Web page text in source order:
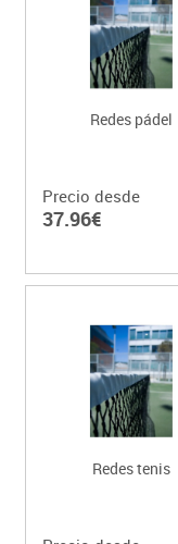
Redes pádel
Precio desde
37.96€
Redes tenis